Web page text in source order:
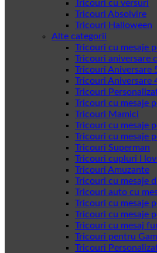
Tricouri cu versuri
Tricouri Absolvire
Tricouri Halloween
Alte categorii
Tricouri cu mesaje
Tricouri aniversare
Tricouri Aniversare
Tricouri Aniversare
Tricouri
Tricouri cu mesaje
Tricouri Mamici
Tricouri cu mesaje
Tricouri cu mesaje
Tricouri Superman
Tricouri cupluri I
Tricouri Amuzante
Tricouri cu mesaje
Tricouri auto cu
Tricouri cu mesaje
Tricouri cu mesaje
Tricouri cu mesaj
Tricouri pentru
Tricouri